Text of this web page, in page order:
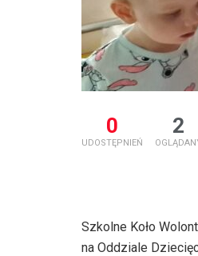
0
UDOSTĘPNIEŃ
2
Szkolne Koło
na Oddziale